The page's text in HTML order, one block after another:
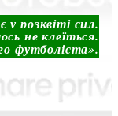
у розквіті сил.
не клеїться.
футболіста».